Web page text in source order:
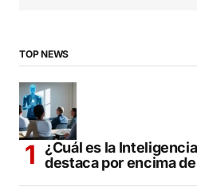
TOP NEWS
¿Cuál es la
destaca por encima